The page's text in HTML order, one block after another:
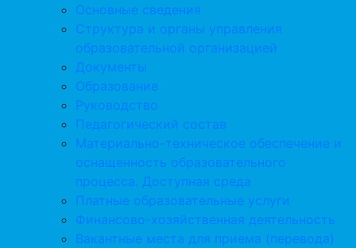
Основные сведения
Структура и органы управления
образовательной организацией
Документы
Образование
Руководство
Педагогический состав
Материально-техническое обеспечение и
оснащенность образовательного
процесса. Доступная среда
Платные образовательные услуги
Финансово-хозяйственная деятельность
Вакантные места для приема (перевода)